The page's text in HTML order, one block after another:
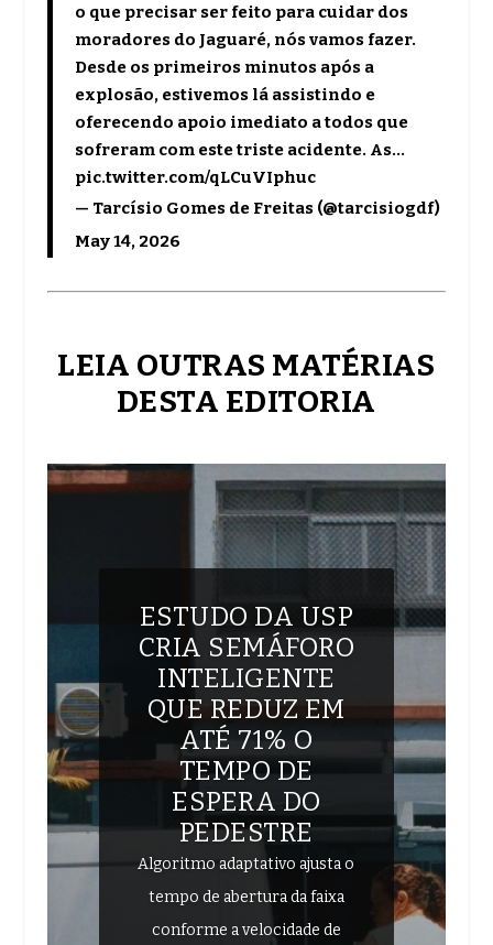
o que precisar ser feito para cuidar dos
moradores do Jaguaré, nós vamos fazer.
Desde os primeiros minutos após a
explosão, estivemos lá assistindo e
oferecendo apoio imediato a todos que
sofreram com este triste acidente. As…
pic.twitter.com/qLCuVIphuc
— Tarcísio Gomes de Freitas (@tarcisiogdf)
May 14, 2026
LEIA OUTRAS MATÉRIAS
DESTA EDITORIA
ESTUDO DA USP
CRIA SEMÁFORO
INTELIGENTE
QUE REDUZ EM
ATÉ 71% O
TEMPO DE
ESPERA DO
PEDESTRE
Algoritmo adaptativo ajusta o
tempo de abertura da faixa
conforme a velocidade de